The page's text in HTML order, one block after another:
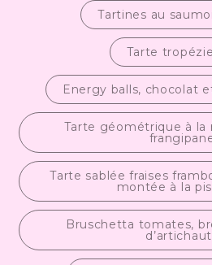
Tartines au
Tarte
Energy balls, chocolat
Tarte géométrique à la
Tarte sablée fraises
montée à la
Bruschetta tomates,